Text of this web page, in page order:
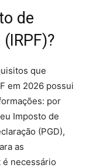
de
que
em 2026 possui
por
Imposto de
(PGD),
as
necessário